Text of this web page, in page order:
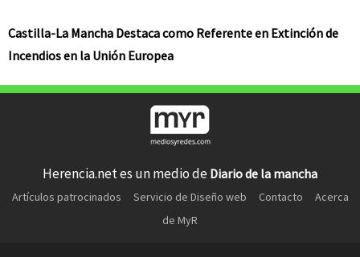
Castilla-La Mancha Destaca como Referente en Extinción de
Incendios en la Unión Europea
Herencia.net es un medio de Diario de la mancha
Artículos patrocinados Servicio de Diseño web Contacto
Acerca
de MyR